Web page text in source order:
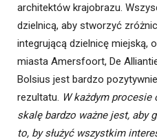
architektów krajobrazu.
dzielnicą, aby stworzyć
integrującą dzielnicę miejską,
miasta Amersfoort, De
Bolsius jest bardzo
rezultatu. W każdym
skalę bardzo ważne jest, aby
to, by służyć wszystkim